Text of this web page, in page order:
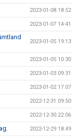
2023-01-08 18:52
2023-01-07 14:41
2023-01-05 19:13
2023-01-05 10:30
2023-01-03 09:31
2023-01-02 17:07
2022-12-31 09:50
2022-12-30 22:06
2022-12-29 18:49